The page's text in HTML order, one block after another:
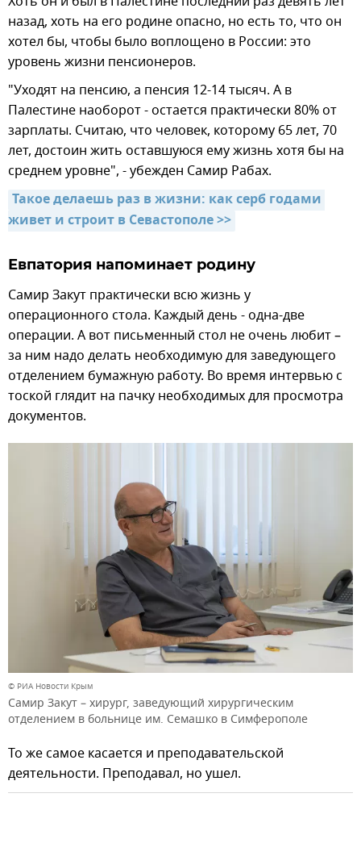
назад, хоть на его родине опасно, но есть то, что он
хотел бы, чтобы было воплощено в России: это
уровень жизни пенсионеров.
"Уходят на пенсию, а пенсия 12-14 тысяч. А в
Палестине наоборот - остается практически 80% от
зарплаты. Считаю, что человек, которому 65 лет, 70
лет, достоин жить оставшуюся ему жизнь хотя бы на
среднем уровне", - убежден Самир Рабах.
Такое делаешь раз в жизни: как серб годами
живет и строит в Севастополе >>
Евпатория напоминает родину
Самир Закут практически всю жизнь у
операционного стола. Каждый день - одна-две
операции. А вот письменный стол не очень любит –
за ним надо делать необходимую для заведующего
отделением бумажную работу. Во время интервью с
тоской глядит на пачку необходимых для просмотра
документов.
© РИА Новости Крым
Самир Закут – хирург, заведующий хирургическим
отделением в больнице им. Семашко в Симферополе
То же самое касается и преподавательской
деятельности. Преподавал, но ушел.